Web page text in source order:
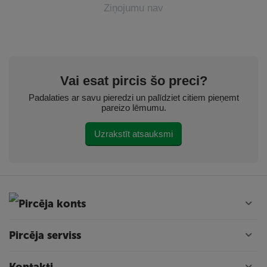
Ziņojumu nav
Vai esat pircis šo preci?
Padalaties ar savu pieredzi un palīdziet citiem pieņemt
pareizo lēmumu.
Uzrakstīt atsauksmi
Pircēja konts
Pircēja serviss